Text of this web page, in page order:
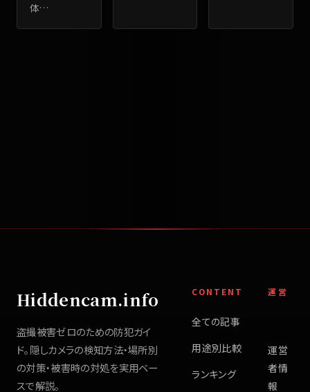
体…
Hiddencam.info
盗撮被害ゼロのための防犯ガイ
ド。隠しカメラの検知方法・場所別
の対策・被害時の対処を実用ベー
スで解説。
CONTENT
全ての記事
用途別比較
ランキング
運営
運営
者情
報